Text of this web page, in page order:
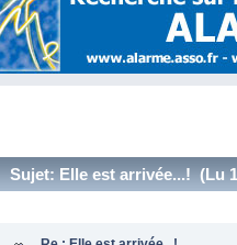
Sujet: Elle est arrivée...! (Lu